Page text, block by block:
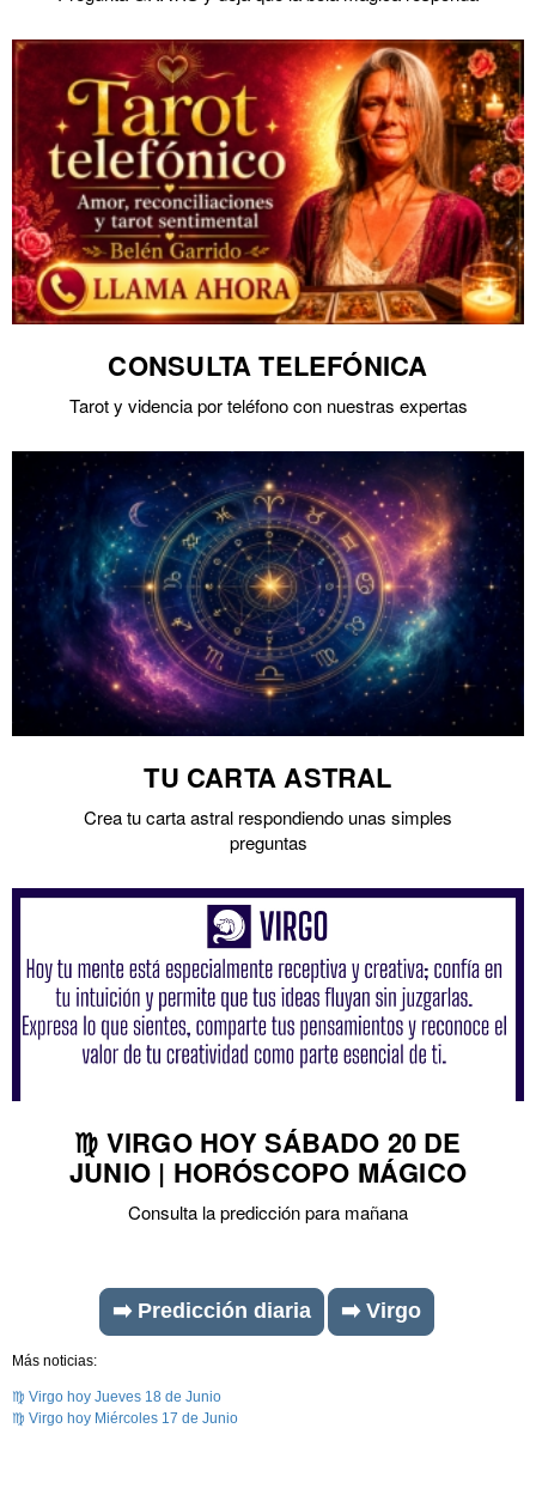
CONSULTA TELEFÓNICA
Tarot y videncia por teléfono con nuestras expertas
TU CARTA ASTRAL
Crea tu carta astral respondiendo unas simples
preguntas
♍ VIRGO HOY SÁBADO 20 DE
JUNIO | HORÓSCOPO MÁGICO
Consulta la predicción para mañana
➡️ Predicción diaria ➡️ Virgo
Más noticias:
♍ Virgo hoy Jueves 18 de Junio
♍ Virgo hoy Miércoles 17 de Junio